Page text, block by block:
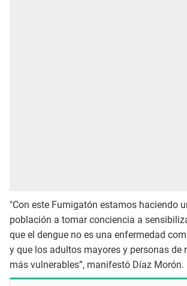
"Con este Fumigatón estamos haciendo
población a tomar conciencia a
que el dengue no es una enfermedad
y que los adultos mayores y personas de
más vulnerables”, manifestó Díaz Morón.